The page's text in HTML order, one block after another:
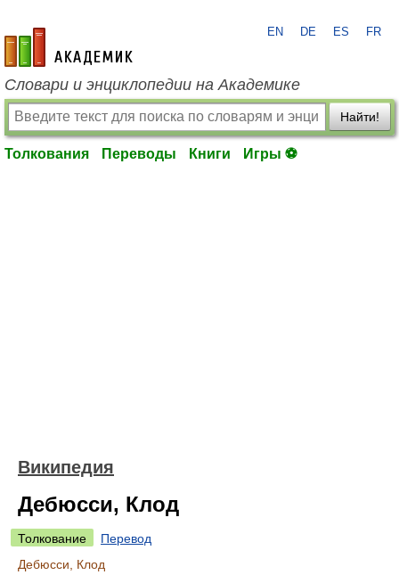
academic.ru
EN DE ES FR
Словари и энциклопедии на Академике
Найти!
Толкования Переводы Книги Игры ⚽
Википедия
Дебюсси, Клод
Толкование
Перевод
Дебюсси, Клод